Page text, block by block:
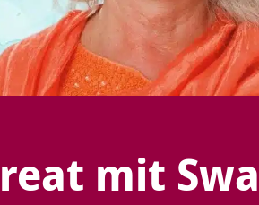
mit